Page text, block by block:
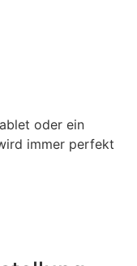
oder ein
immer perfekt